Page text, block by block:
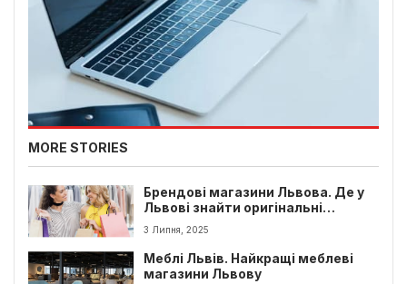
MORE STORIES
Брендові магазини Львова. Де у
Львові знайти оригінальні
брендові речі?
3 Липня, 2025
Меблі Львів. Найкращі меблеві
магазини Львову